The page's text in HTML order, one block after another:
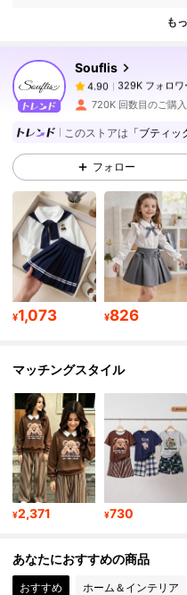
も
Souflis
4.90
329K フォロワー
8***3は1日前に購入
4.90 329K フォロワ
4.90 329K フォロワー
4.90 329K フォロワー
4.90 329K フォロワー
4.90 329K フォロワー
4.90 329K フォロワー
4.90
4.90 329K フォロワー
720K 回数目のご購入
このストアは 「ブティッ
フォロー
¥1,073 ¥826
マッチングスタイル
¥2,371 ¥730
あなたにおすすめの商品
おすすめ ホーム＆インテリア